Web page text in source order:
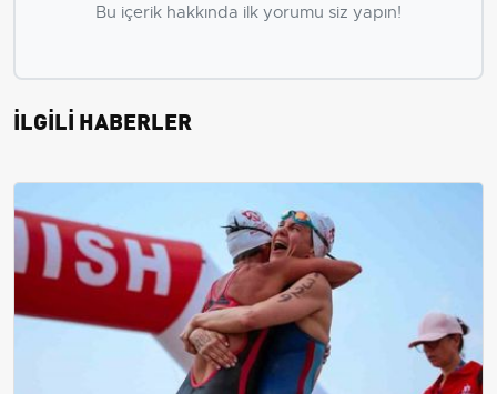
Bu içerik hakkında ilk yorumu siz yapın!
İLGİLİ HABERLER